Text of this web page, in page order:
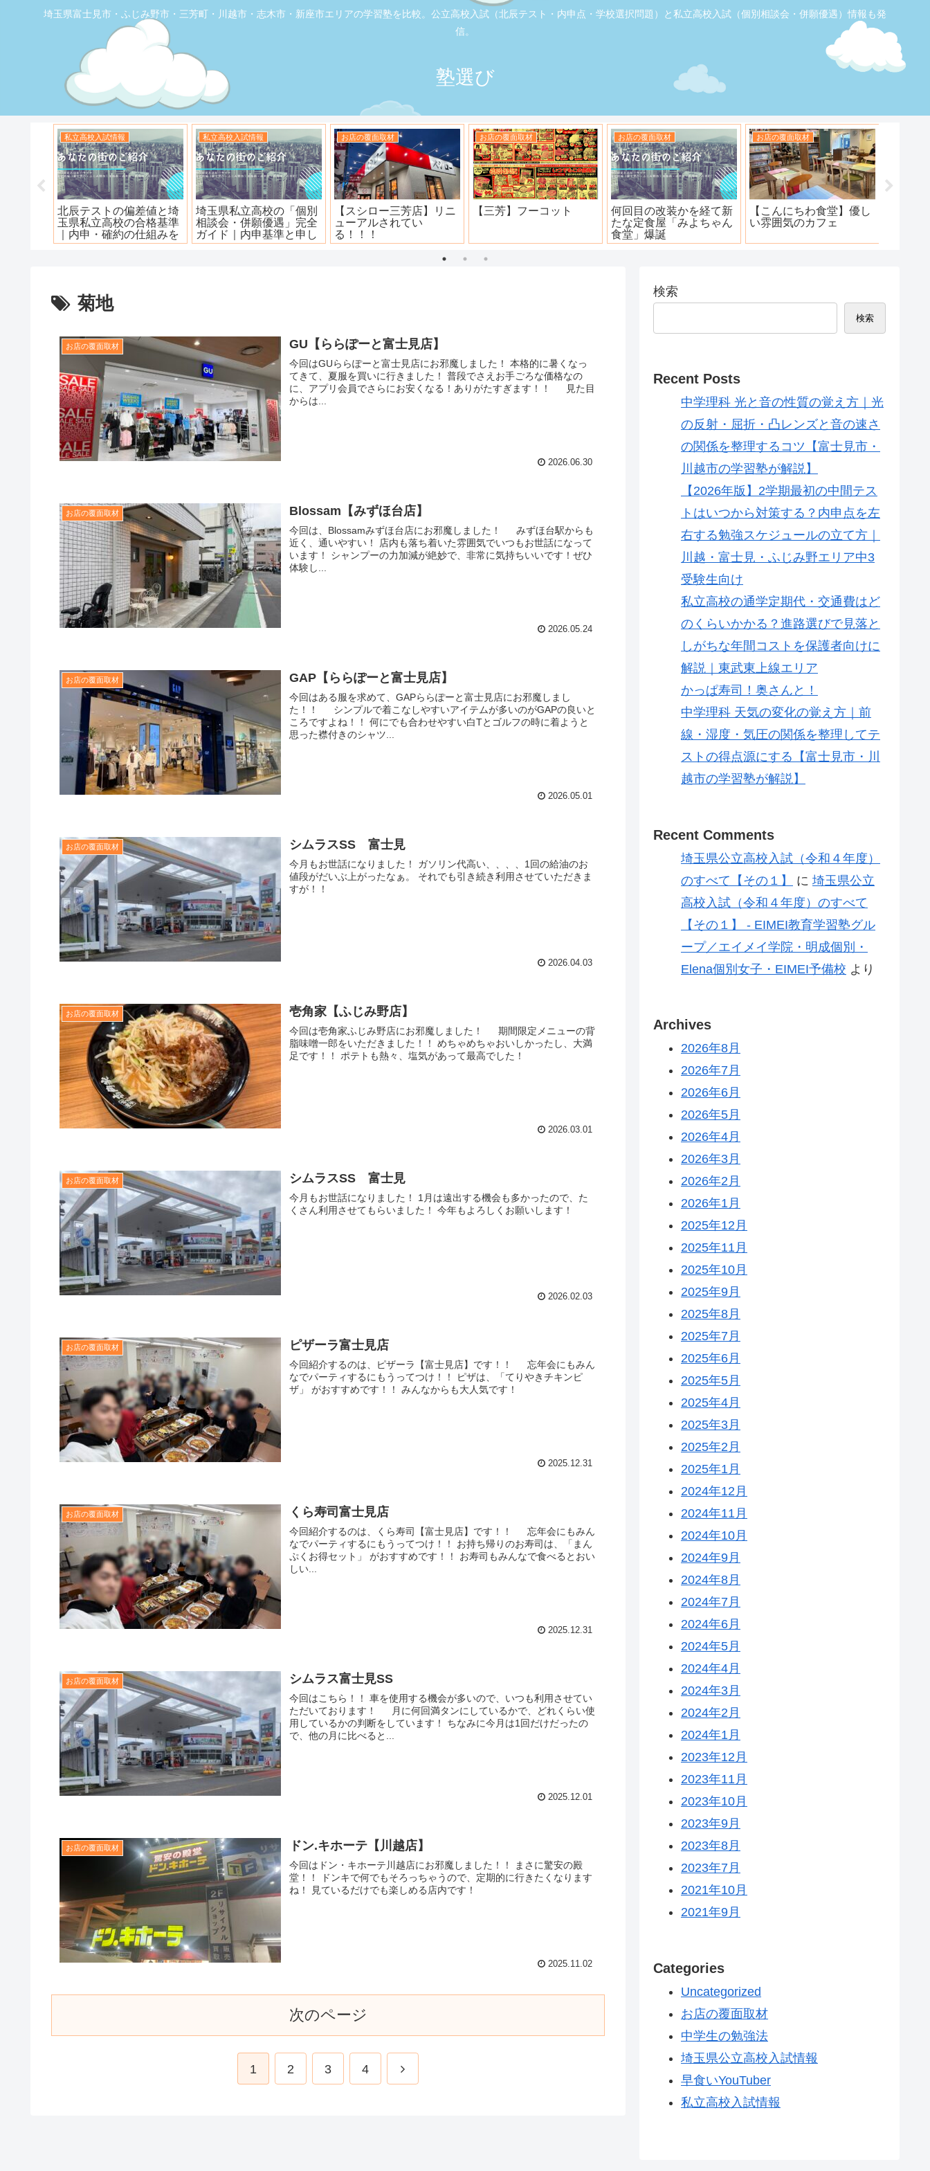
埼玉県富士見市・ふじみ野市・三芳町・川越市・志木市・新座市エリアの学習塾を比較。公立高校入試（北辰テスト・内申点・学校選択問題）と私立高校入試（個別相談会・併願優遇）情報も発
信。
塾選び
お店の覆面取材
【トナリエふじみ野】ワ
ンダーステーキ🥩😋
お店の覆面取材
【新座】日曜ロピア寿司
お店の覆面取材
大衆焼肉ホール ニュー宝
島
お店の覆面取材
地元本格寿司屋。おり
お店の覆面取材
【ふじみ野】素敵なステ
ーキ！ワンダーステー
キ！
お店の覆面取材
ハンバーグ工房 川越新河
岸店
菊地
お店の覆面取材 GU【ららぽーと富士見店】
今回はGUららぽーと富士見店にお邪魔しました！ 本格的に暑くなっ
てきて、夏服を買いに行きました！ 普段でさえお手ごろな価格なの
に、アプリ会員でさらにお安くなる！ありがたすぎます！！ 見た目
からは...
2026.06.30
お店の覆面取材 Blossam【みずほ台店】
今回は、Blossamみずほ台店にお邪魔しました！ みずほ台駅からも
近く、通いやすい！ 店内も落ち着いた雰囲気でいつもお世話になって
います！ シャンプーの力加減が絶妙で、非常に気持ちいいです！ぜひ
体験し...
2026.05.24
お店の覆面取材 GAP【ららぽーと富士見店】
今回はある服を求めて、GAPららぽーと富士見店にお邪魔しまし
た！！ シンプルで着こなしやすいアイテムが多いのがGAPの良いと
ころですよね！！ 何にでも合わせやすい白Tとゴルフの時に着ようと
思った襟付きのシャツ...
2026.05.01
お店の覆面取材 シムラスSS 富士見
今月もお世話になりました！ ガソリン代高い、、、、1回の給油のお
値段がだいぶ上がったなぁ。 それでも引き続き利用させていただきま
すが！！
2026.04.03
お店の覆面取材 壱角家【ふじみ野店】
今回は壱角家ふじみ野店にお邪魔しました！ 期間限定メニューの背
脂味噌一郎をいただきました！！ めちゃめちゃおいしかったし、大満
足です！！ ポテトも熱々、塩気があって最高でした！
2026.03.01
お店の覆面取材 シムラスSS 富士見
今月もお世話になりました！ 1月は遠出する機会も多かったので、た
くさん利用させてもらいました！ 今年もよろしくお願いします！
2026.02.03
お店の覆面取材 ピザーラ富士見店
今回紹介するのは、ピザーラ【富士見店】です！！ 忘年会にもみん
なでパーティするにもうってつけ！！ ピザは、「てりやきチキンピ
ザ」 がおすすめです！！ みんなからも大人気です！
2025.12.31
お店の覆面取材 くら寿司富士見店
今回紹介するのは、くら寿司【富士見店】です！！ 忘年会にもみん
なでパーティするにもうってつけ！！ お持ち帰りのお寿司は、「まん
ぷくお得セット」 がおすすめです！！ お寿司もみんなで食べるとおい
しい...
2025.12.31
お店の覆面取材 シムラス富士見SS
今回はこちら！！ 車を使用する機会が多いので、いつも利用させてい
ただいております！ 月に何回満タンにしているかで、どれくらい使
用しているかの判断をしています！ ちなみに今月は1回だけだったの
で、他の月に比べると...
2025.12.01
お店の覆面取材 ドン.キホーテ【川越店】
今回はドン・キホーテ川越店にお邪魔しました！！ まさに驚安の殿
堂！！ ドンキで何でもそろっちゃうので、定期的に行きたくなります
ね！ 見ているだけでも楽しめる店内です！
2025.11.02
次のページ
1 2 3 4
検索
検索
Recent Posts
中学理科 光と音の性質の覚え方｜光
の反射・屈折・凸レンズと音の速さ
の関係を整理するコツ【富士見市・
川越市の学習塾が解説】
【2026年版】2学期最初の中間テス
トはいつから対策する？内申点を左
右する勉強スケジュールの立て方｜
川越・富士見・ふじみ野エリア中3
受験生向け
私立高校の通学定期代・交通費はど
のくらいかかる？進路選びで見落と
しがちな年間コストを保護者向けに
解説｜東武東上線エリア
かっぱ寿司！奥さんと！
中学理科 天気の変化の覚え方｜前
線・湿度・気圧の関係を整理してテ
ストの得点源にする【富士見市・川
越市の学習塾が解説】
Recent Comments
埼玉県公立高校入試（令和４年度）
のすべて【その１】
に 埼玉県公立
高校入試（令和４年度）のすべて
【その１】 - EIMEI教育学習塾グル
ープ／エイメイ学院・明成個別・
Elena個別女子・EIMEI予備校 より
Archives
2026年8月
2026年7月
2026年6月
2026年5月
2026年4月
2026年3月
2026年2月
2026年1月
2025年12月
2025年11月
2025年10月
2025年9月
2025年8月
2025年7月
2025年6月
2025年5月
2025年4月
2025年3月
2025年2月
2025年1月
2024年12月
2024年11月
2024年10月
2024年9月
2024年8月
2024年7月
2024年6月
2024年5月
2024年4月
2024年3月
2024年2月
2024年1月
2023年12月
2023年11月
2023年10月
2023年9月
2023年8月
2023年7月
2021年10月
2021年9月
Categories
Uncategorized
お店の覆面取材
中学生の勉強法
埼玉県公立高校入試情報
早食いYouTuber
私立高校入試情報